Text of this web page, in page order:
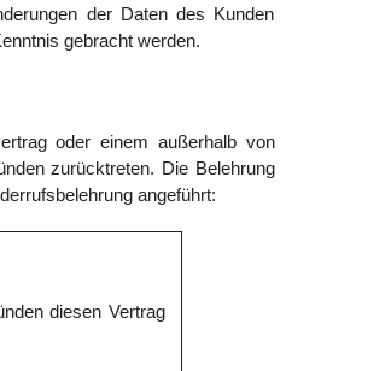
der Daten des Kunden
gebracht werden.
oder einem außerhalb von
zurücktreten. Die Belehrung
angeführt:
diesen Vertrag